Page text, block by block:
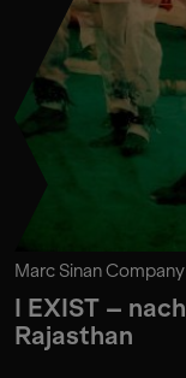
Marc Sinan Company
I EXIST – nach
Rajasthan